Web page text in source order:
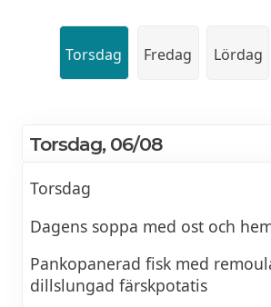
Torsdag Fredag Lördag
Torsdag, 06/08
Torsdag
Dagens soppa med ost och
Pankopanerad fisk med
dillslungad färskpotatis